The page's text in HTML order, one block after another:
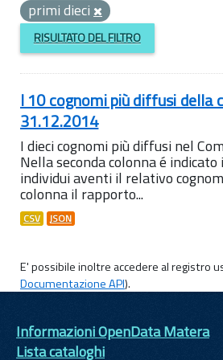
primi dieci
RISULTATO DEL FILTRO
I 10 cognomi più diffusi
31.12.2014
I dieci cognomi più diffusi nel
Nella seconda colonna é
individui aventi il relativo
colonna il rapporto...
CSV JSON
E' possibile inoltre accedere al registro
Documentazione API).
Informazioni OpenData Matera
Lista cataloghi